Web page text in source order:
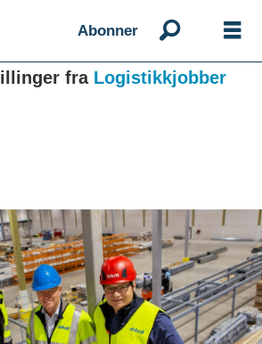
Abonner
fra Logistikkjobber